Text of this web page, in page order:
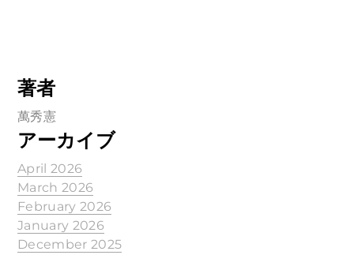
著者
萬秀憲
アーカイブ
April 2026
March 2026
February 2026
January 2026
December 2025